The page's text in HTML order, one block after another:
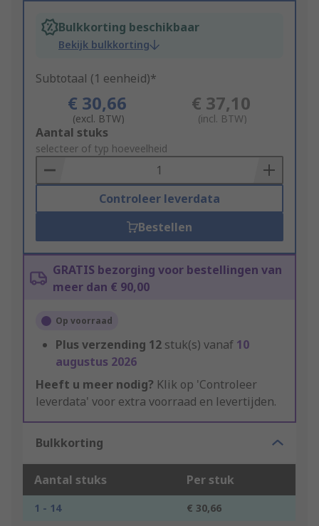
Bulkkorting beschikbaar
Bekijk bulkkorting
Subtotaal (1 eenheid)*
€ 30,66
(excl. BTW)
€ 37,10
(incl. BTW)
Add
to
Basket
Aantal stuks
selecteer of typ hoeveelheid
Controleer leverdata
Bestellen
GRATIS bezorging voor bestellingen van
meer dan € 90,00
Op voorraad
Plus verzending 12 stuk(s) vanaf 10
augustus 2026
Heeft u meer nodig? Klik op 'Controleer
leverdata' voor extra voorraad en levertijden.
Bulkkorting
Aantal stuks Per stuk
1 - 14
€ 30,66